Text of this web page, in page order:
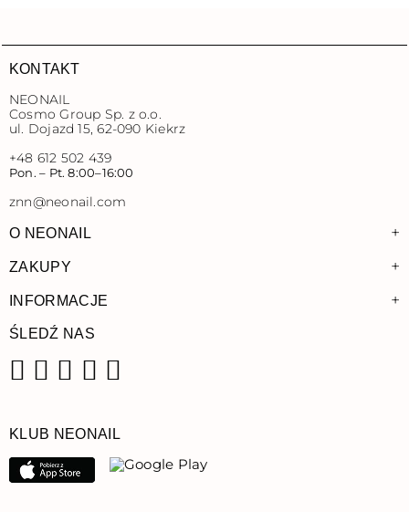
KONTAKT
NEONAIL
Cosmo Group Sp. z o.o.
ul. Dojazd 15, 62-090 Kiekrz
+48 612 502 439
Pon. – Pt. 8:00–16:00
znn@neonail.com
O NEONAIL +
ZAKUPY +
INFORMACJE +
ŚLEDŹ NAS
KLUB NEONAIL